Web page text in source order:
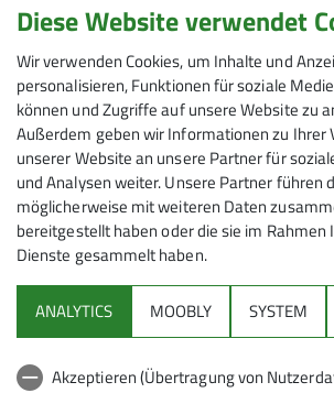
Bericht über den Hochtouren
2025
30.06.2025
Nachdem für alle Teilnehmenden der
Motivation für das Wochenende in die
entschied sich die Hauptgruppe für den
Aufstieg über die Seducker Hochalm.
nicht, dass es nicht der letzte Tag ist, an
Abendessens Zeit durch eine lange Tour
Diese Website verwendet
Wir verwenden Cookies, um Inhalte und
personalisieren, Funktionen für soziale
können und Zugriffe auf unsere Website zu
Außerdem geben wir Informationen zu Ihrer
unserer Website an unsere Partner für
und Analysen weiter. Unsere Partner führen
möglicherweise mit weiteren Daten
bereitgestellt haben oder die sie im Rahmen
Dienste gesammelt haben.
ANALYTICS MOOBLY SYSTEM
Akzeptieren (Übertragung von